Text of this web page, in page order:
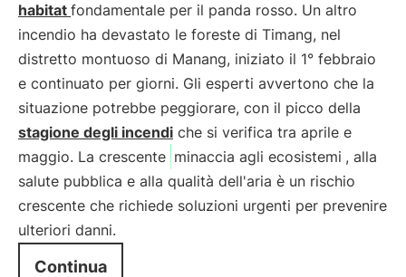
habitat fondamentale per il panda rosso. Un altro
incendio ha devastato le foreste di Timang, nel
distretto montuoso di Manang, iniziato il 1° febbraio
e continuato per giorni. Gli esperti avvertono che la
situazione potrebbe peggiorare, con il picco della
stagione degli incendi che si verifica tra aprile e
maggio. La crescente minaccia agli ecosistemi , alla
salute pubblica e alla qualità dell'aria è un rischio
crescente che richiede soluzioni urgenti per prevenire
ulteriori danni.
Continua